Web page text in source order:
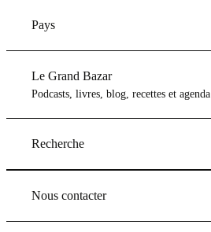
Pays
Le Grand Bazar
Podcasts, livres, blog, recettes et agenda
Recherche
Nous contacter